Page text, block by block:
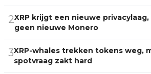
2XRP krijgt een nieuwe
geen nieuwe Monero
3XRP-whales trekken tokens weg,
spotvraag zakt hard